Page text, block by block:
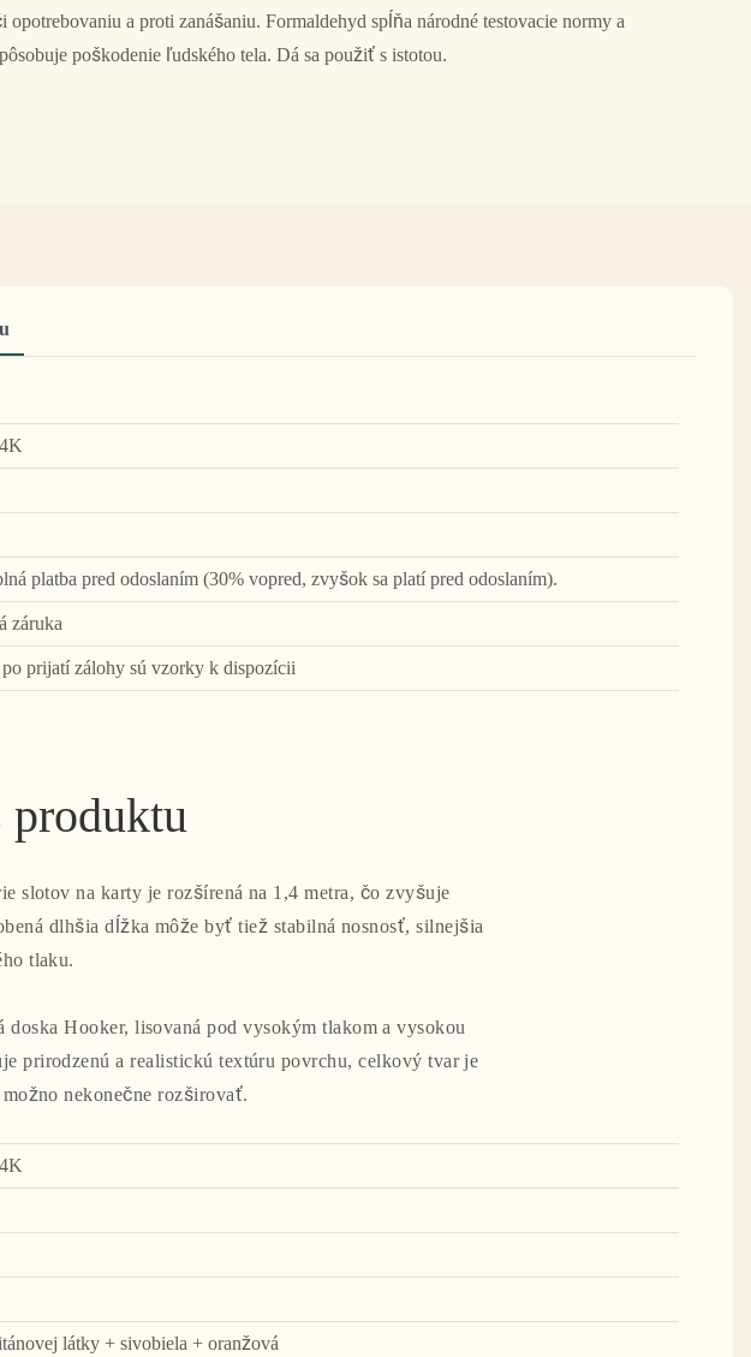
opotrebovaniu a proti zanášaniu. Formaldehyd spĺňa národné testovacie normy a
poškodenie ľudského tela. Dá sa použiť s istotou.
platba pred odoslaním (30% vopred, zvyšok sa platí pred odoslaním).
záruka
prijatí zálohy sú vzorky k dispozícii
produktu
slotov na karty je rozšírená na 1,4 metra, čo zvyšuje
dlhšia dĺžka môže byť tiež stabilná nosnosť, silnejšia
tlaku.
Hooker, lisovaná pod vysokým tlakom a vysokou
prirodzenú a realistickú textúru povrchu, celkový tvar je
nekonečne rozširovať.
látky + sivobiela + oranžová